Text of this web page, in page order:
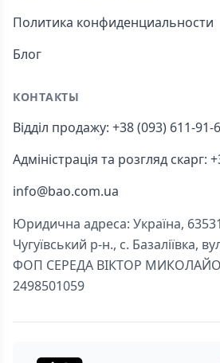
Политика конфиденциальности
Блог
КОНТАКТЫ
Відділ продажу: +38 (093) 611-91-
Адміністрація та розгляд скарг:
info@bao.com.ua
Юридична адреса: Україна,
Чугуївський р-н., с. Базаліївка,
ФОП СЕРЕДА ВІКТОР
2498501059